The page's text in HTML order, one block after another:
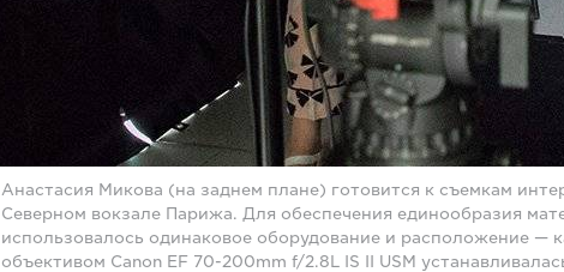
Анастасия Микова (на заднем плане) готовится к съемкам
Северном вокзале Парижа. Для обеспечения единообразия
использовалось одинаковое оборудование и расположение —
объективом Canon EF 70-200mm f/2.8L IS II USM